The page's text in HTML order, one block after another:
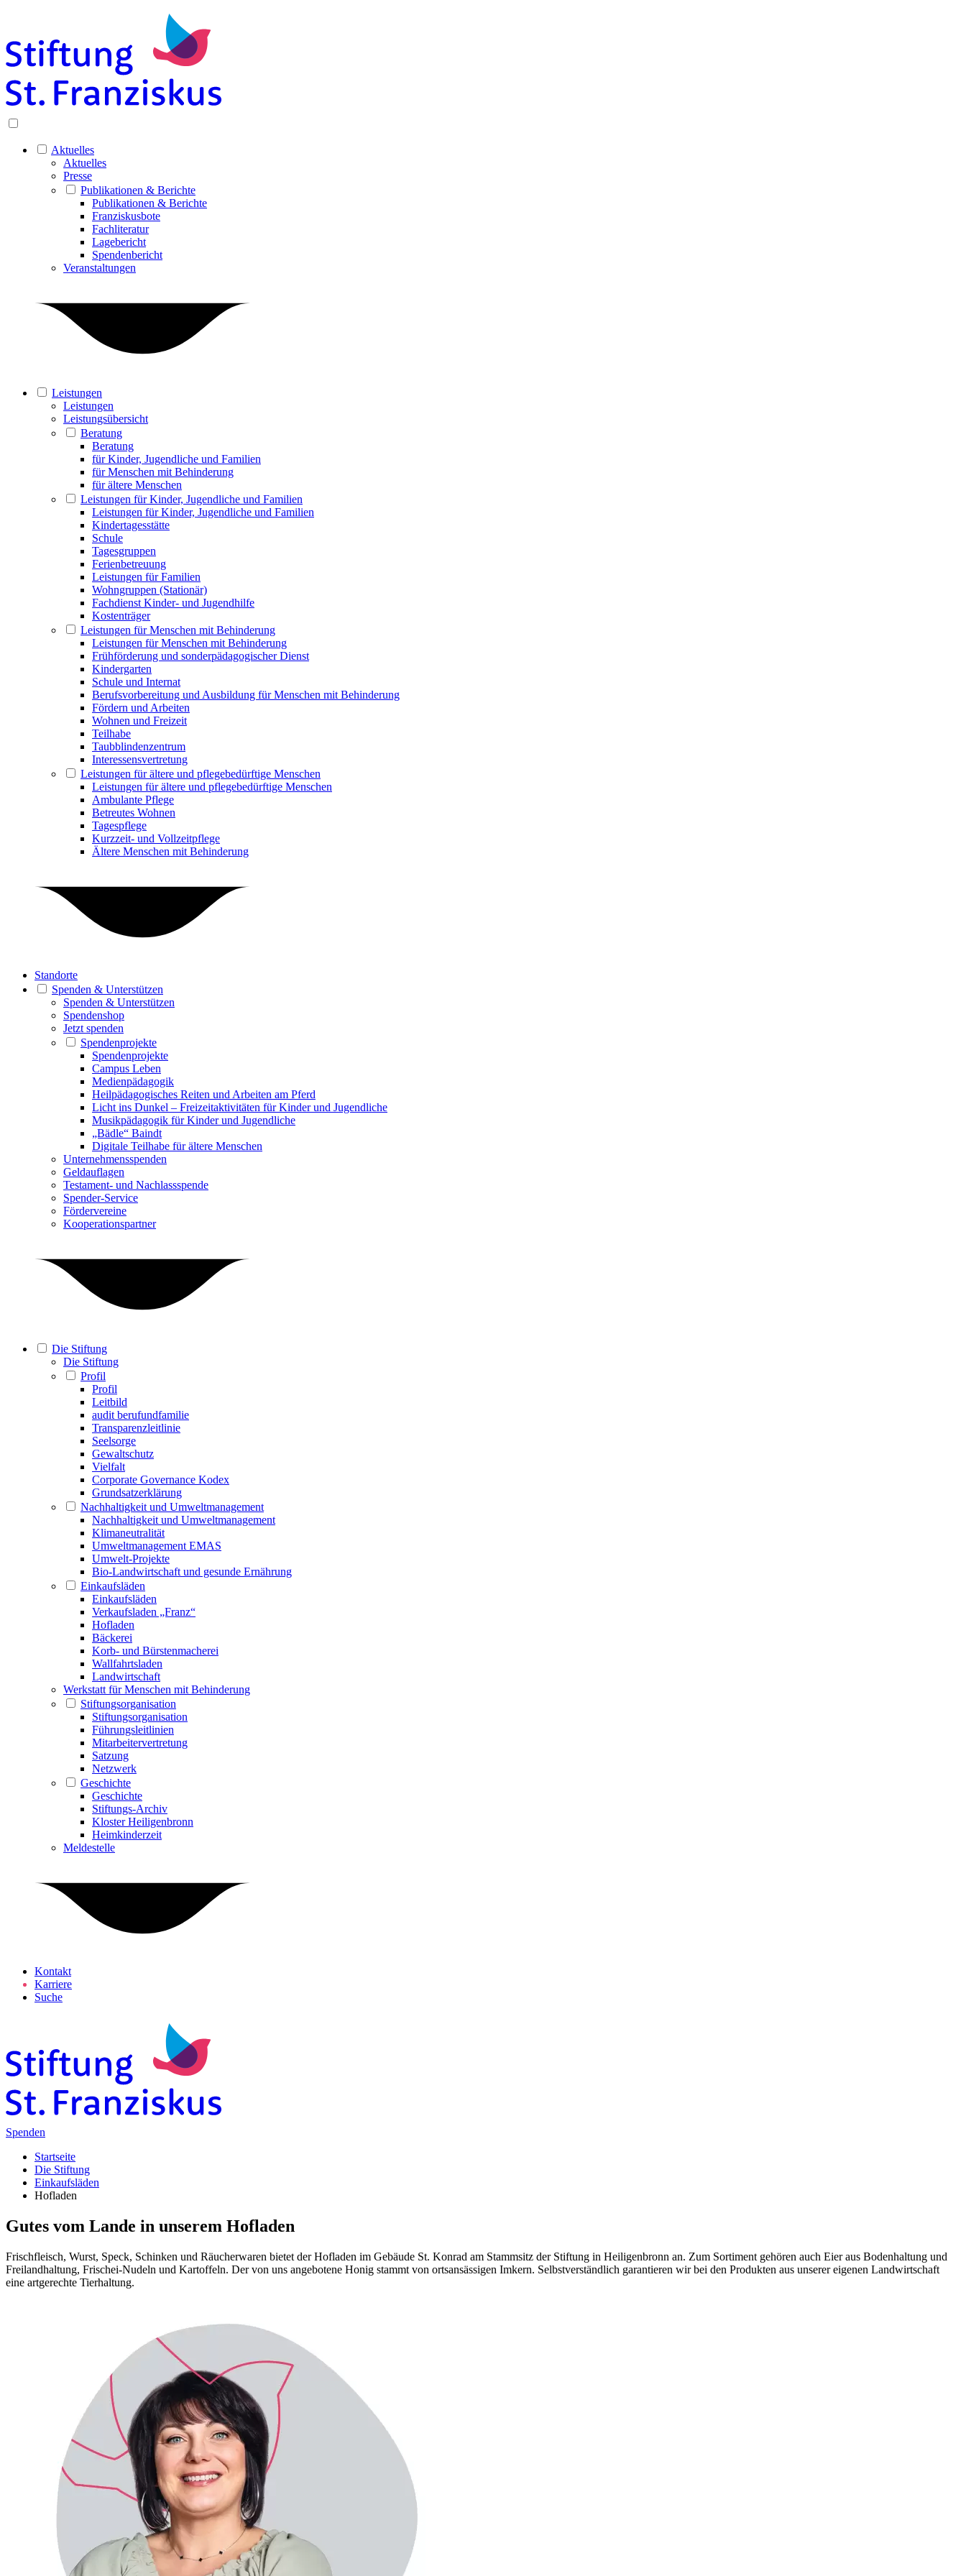
Aktuelles
Aktuelles
Presse
Publikationen & Berichte
Publikationen & Berichte
Franziskusbote
Fachliteratur
Lagebericht
Spendenbericht
Veranstaltungen
Leistungen
Leistungen
Leistungsübersicht
Beratung
Beratung
für Kinder, Jugendliche und Familien
für Menschen mit Behinderung
für ältere Menschen
Leistungen für Kinder, Jugendliche und Familien
Leistungen für Kinder, Jugendliche und Familien
Kindertagesstätte
Schule
Tagesgruppen
Ferienbetreuung
Leistungen für Familien
Wohngruppen (Stationär)
Fachdienst Kinder- und Jugendhilfe
Kostenträger
Leistungen für Menschen mit Behinderung
Leistungen für Menschen mit Behinderung
Frühförderung und sonderpädagogischer Dienst
Kindergarten
Schule und Internat
Berufsvorbereitung und Ausbildung für Menschen mit Behinderung
Fördern und Arbeiten
Wohnen und Freizeit
Teilhabe
Taubblindenzentrum
Interessensvertretung
Leistungen für ältere und pflegebedürftige Menschen
Leistungen für ältere und pflegebedürftige Menschen
Ambulante Pflege
Betreutes Wohnen
Tagespflege
Kurzzeit- und Vollzeitpflege
Ältere Menschen mit Behinderung
Standorte
Spenden & Unterstützen
Spenden & Unterstützen
Spendenshop
Jetzt spenden
Spendenprojekte
Spendenprojekte
Campus Leben
Medienpädagogik
Heilpädagogisches Reiten und Arbeiten am Pferd
Licht ins Dunkel – Freizeitaktivitäten für Kinder und Jugendliche
Musikpädagogik für Kinder und Jugendliche
„Bädle“ Baindt
Digitale Teilhabe für ältere Menschen
Unternehmensspenden
Geldauflagen
Testament- und Nachlassspende
Spender-Service
Fördervereine
Kooperationspartner
Die Stiftung
Die Stiftung
Profil
Profil
Leitbild
audit berufundfamilie
Transparenzleitlinie
Seelsorge
Gewaltschutz
Vielfalt
Corporate Governance Kodex
Grundsatzerklärung
Nachhaltigkeit und Umweltmanagement
Nachhaltigkeit und Umweltmanagement
Klimaneutralität
Umweltmanagement EMAS
Umwelt-Projekte
Bio-Landwirtschaft und gesunde Ernährung
Einkaufsläden
Einkaufsläden
Verkaufsladen „Franz“
Hofladen
Bäckerei
Korb- und Bürstenmacherei
Wallfahrtsladen
Landwirtschaft
Werkstatt für Menschen mit Behinderung
Stiftungsorganisation
Stiftungsorganisation
Führungsleitlinien
Mitarbeitervertretung
Satzung
Netzwerk
Geschichte
Geschichte
Stiftungs-Archiv
Kloster Heiligenbronn
Heimkinderzeit
Meldestelle
Kontakt
Karriere
Suche
Spenden
Startseite
Die Stiftung
Einkaufsläden
Hofladen
Gutes vom Lande in unserem Hofladen
Frischfleisch, Wurst, Speck, Schinken und Räucherwaren bietet der Hofladen im Gebäude St. Konrad am Stammsitz der Stiftung in Heiligenbronn an. Zum Sortiment gehören auch Eier aus Bodenhaltung und
Freilandhaltung, Frischei-Nudeln und Kartoffeln. Der von uns angebotene Honig stammt von ortsansässigen Imkern. Selbstverständlich garantieren wir bei den Produkten aus unserer eigenen Landwirtschaft
eine artgerechte Tierhaltung.